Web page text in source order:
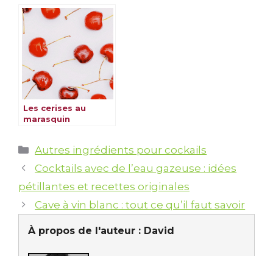
Les cerises au
marasquin
Catégories
Autres ingrédients pour cockails
Cocktails avec de l’eau gazeuse : idées
pétillantes et recettes originales
Cave à vin blanc : tout ce qu’il faut savoir
À propos de l'auteur : David